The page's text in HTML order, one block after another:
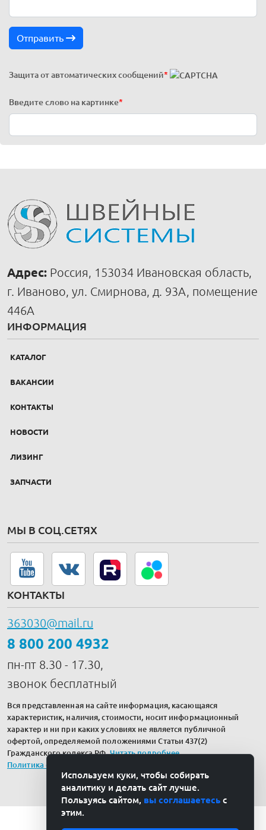
Отправить
Защита от автоматических сообщений*
Введите слово на картинке*
Адрес: Россия, 153034 Ивановская область,
г. Иваново, ул. Смирнова, д. 93А, помещение
446А
ИНФОРМАЦИЯ
КАТАЛОГ
ВАКАНСИИ
КОНТАКТЫ
НОВОСТИ
ЛИЗИНГ
ЗАПЧАСТИ
МЫ В СОЦ.СЕТЯХ
КОНТАКТЫ
363030@mail.ru
8 800 200 4932
пн-пт 8.30 - 17.30,
звонок бесплатный
Вся представленная на сайте информация, касающаяся
характеристик, наличия, стоимости, носит информационный
характер и ни при каких условиях не является публичной
офертой, определяемой положениями Статьи 437(2)
Гражданского кодекса РФ.Читать подробнее.
Политика обработки персональных данных
Используем куки, чтобы собирать
аналитику и делать сайт лучше.
Пользуясь сайтом, вы соглашаетесь с
этим.